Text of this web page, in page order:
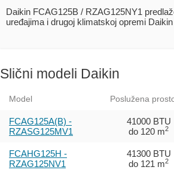
Daikin FCAG125B / RZAG125NY1
uređajima i drugoj klimatskoj opremi
Slični modeli Daikin
Model Poslužena
FCAG125A(B) -
RZASG125MV1
41000 BTU
do 120 m2
FCAHG125H -
RZAG125NV1
41300 BTU
do 121 m2